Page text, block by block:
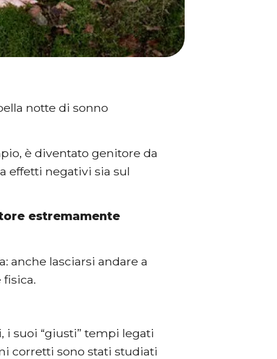
notte di sonno
è diventato genitore da
effetti negativi sia sul
estremamente
anche lasciarsi andare a
i suoi “giusti” tempi legati
corretti sono stati studiati